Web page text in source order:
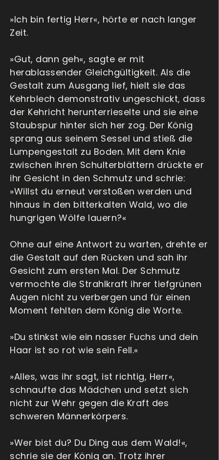
»Ich bin fertig Herr«, hörte er nach langer
Zeit.
»Gut, dann geh«, sagte er mit
herablassender Gleichgültigkeit. Als die
Gestalt zum Ausgang lief, hielt sie das
Kehrblech demonstrativ ungeschickt, dass
der Kehricht herunterrieselte und sie eine
Staubspur hinter sich her zog. Der König
sprang aus seinem Sessel und stieß die
Lumpengestalt zu Boden. Mit dem Knie
zwischen ihren Schulterblättern drückte er
ihr Gesicht in den Schmutz und schrie:
»Willst du erneut verstoßen werden und
hinaus in den bitterkalten Wald, wo die
hungrigen Wölfe lauern?«
Ohne auf eine Antwort zu warten, drehte er
die Gestalt auf den Rücken und sah ihr
Gesicht zum ersten Mal. Der Schmutz
vermochte die Strahlkraft ihrer tiefgrünen
Augen nicht zu verbergen und für einen
Moment fehlten dem König die Worte.
»Du stinkst wie ein nasser Fuchs und dein
Haar ist so rot wie sein Fell.«
»Alles, was ihr sagt, ist richtig, Herr«,
schnaufte das Mädchen und setzt sich
nicht zur Wehr gegen die Kraft des
schweren Männerkörpers.
»Wer bist du? Du Ding aus dem Wald!«,
schrie sie der König an. Trotz ihrer